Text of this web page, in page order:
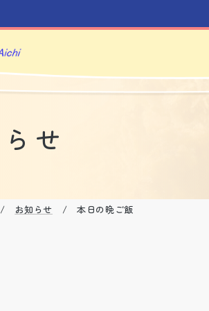
せ
お知らせ / 本日の晩ご飯